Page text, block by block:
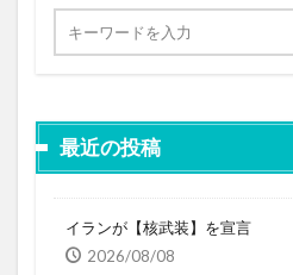
最近の投稿
イランが【核武装】を宣言
2026/08/08